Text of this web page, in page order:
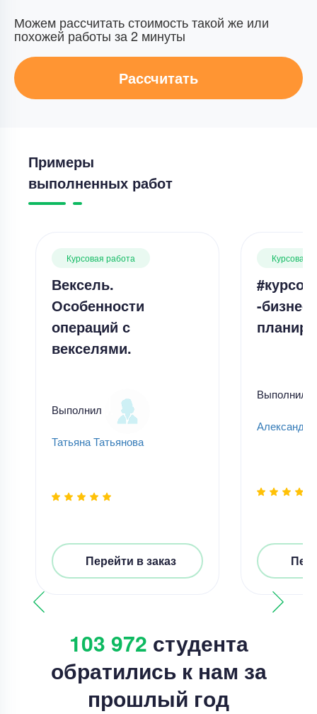
Можем рассчитать стоимость такой же или
похожей работы за 2 минуты
Рассчитать
Примеры
выполненных работ
Курсовая работа
Вексель.
Особенности
операций с
векселями.
Выполнил
Татьяна Татьянова
Перейти в заказ
Курсовая
-бизнес-
Выполнил
Александр
103 972 студента
обратились к нам за
прошлый год